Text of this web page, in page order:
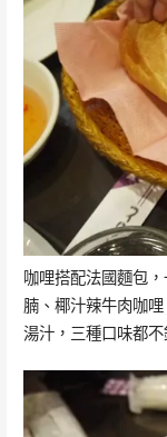
咖哩搭配法國麵包
腩、椰汁辣牛肉咖
湯汁，三種口味都不